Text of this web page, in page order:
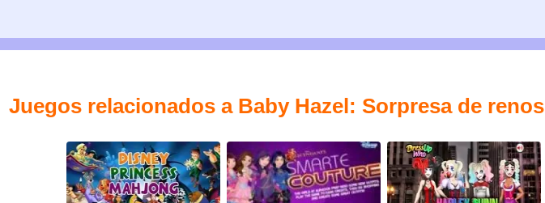
Juegos relacionados a Baby Hazel: Sorpresa de renos